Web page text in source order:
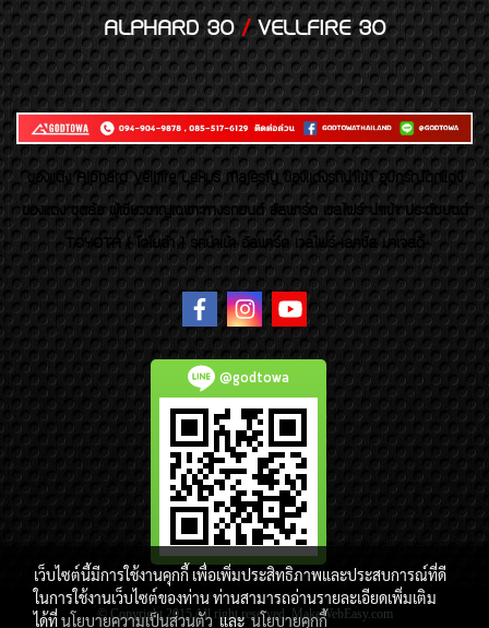
ALPHARD 30/VELLFIRE 30
ของเเต่ง Alphard Vellfire Lexus Majesty ของเเต่งรถนำเข้า อุปกรณ์ตกแต่ง
ของแต่ง ชุดล้อ ผู้เชี่ยวชาญเฉพาะทางรถยนต์ อัลพาร์ด เวลไฟร์ นำเข้า ประดับยนต์
TOYOTA ( โตโยต้า ) รถนำเข้า อัลพาร์ด เวลไฟร์ เลกซัส มาเจสตี้
@godtowa
© Copyright 2015 All right reserved. MakeWebEasy.com
เว็บไซต์นี้มีการใช้งานคุกกี้ เพื่อเพิ่มประสิทธิภาพและประสบการณ์ที่ดี
ในการใช้งานเว็บไซต์ของท่าน ท่านสามารถอ่านรายละเอียดเพิ่มเติม
ได้ที่นโยบายความเป็นส่วนตัวและนโยบายคุกกี้